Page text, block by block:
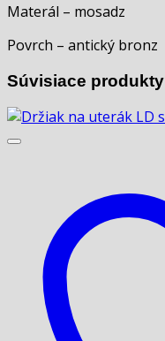
Materál – mosadz
Povrch – antický bronz
Súvisiace produkty